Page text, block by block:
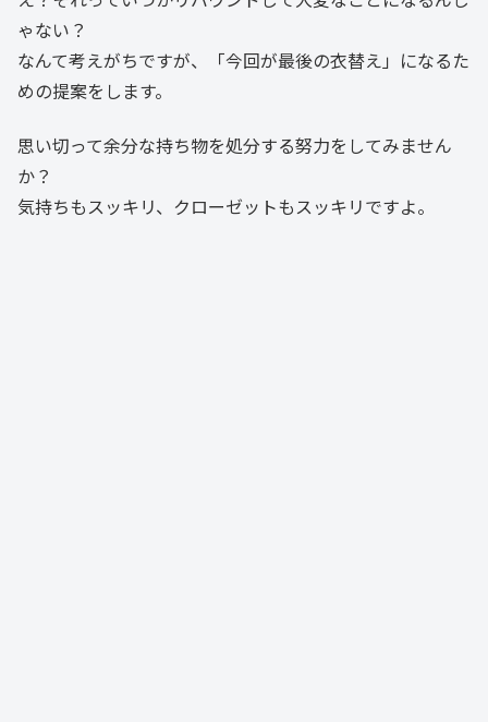
ゃない？
なんて考えがちですが、「今回が最後の衣替え」になるた
めの提案をします。
思い切って余分な持ち物を処分する努力をしてみません
か？
気持ちもスッキリ、クローゼットもスッキリですよ。